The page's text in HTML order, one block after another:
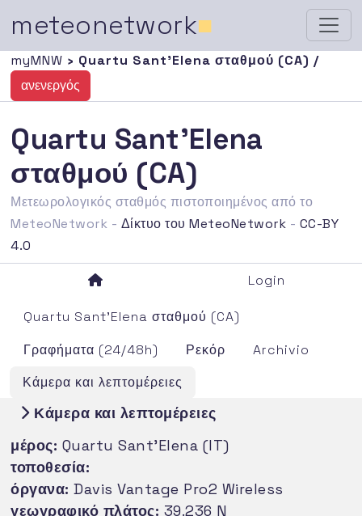
meteonetwork■
myMNW › Quartu Sant'Elena σταθμού (CA) /
ανενεργός
Quartu Sant'Elena
σταθμού (CA)
Μετεωρολογικός σταθμός πιστοποιημένος από το
MeteoNetwork - Δίκτυο του MeteoNetwork - CC-BY
4.0
Login
Quartu Sant'Elena σταθμού (CA)
Γραφήματα (24/48h)
Ρεκόρ
Archivio
Κάμερα και λεπτομέρειες
Κάμερα και λεπτομέρειες
μέρος: Quartu Sant'Elena (IT)
τοποθεσία:
όργανα: Davis Vantage Pro2 Wireless
γεωγραφικό πλάτος: 39.236 N